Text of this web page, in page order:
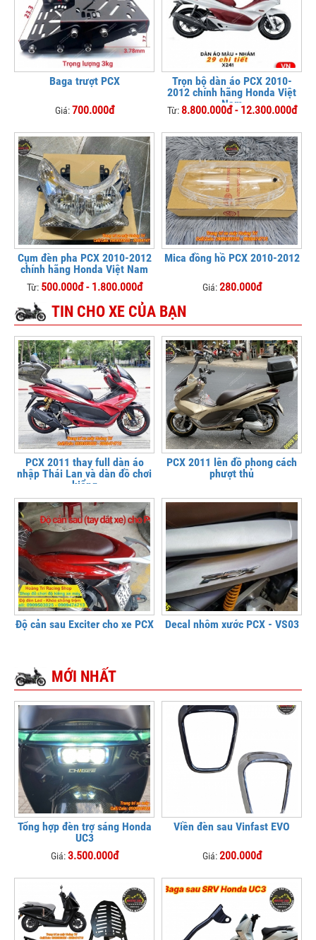
Baga trượt PCX
Giá:700.000đ
Trọn bộ dàn áo PCX 2010-
2012 chính hãng Honda Việt
Nam
Từ: 8.800.000đ - 12.300.000đ
Cụm đèn pha PCX 2010-2012
chính hãng Honda Việt Nam
Từ: 500.000đ - 1.800.000đ
Mica đồng hồ PCX 2010-2012
Giá:280.000đ
TIN CHO XE CỦA BẠN
PCX 2011 thay full dàn áo
nhập Thái Lan và dàn đồ chơi
kiểng
PCX 2011 lên đồ phong cách
phượt thủ
Độ cản sau Exciter cho xe PCX Decal nhôm xước PCX - VS03
MỚI NHẤT
Tổng hợp đèn trợ sáng Honda
UC3
Giá:3.500.000đ
Viền đèn sau Vinfast EVO
Giá:200.000đ